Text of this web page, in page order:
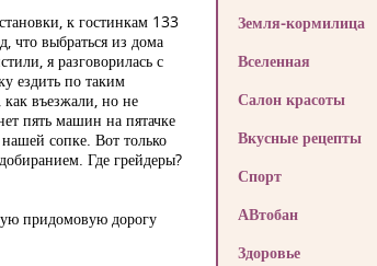
к гостинкам 133
что выбраться из дома
я разговорилась с
ездить по таким
въезжали, но не
пять машин на пятачке
сопке. Вот только
Где грейдеры?
придомовую дорогу
Земля-кормилица
Вселенная
Салон красоты
Вкусные рецепты
Спорт
АВтобан
Здоровье